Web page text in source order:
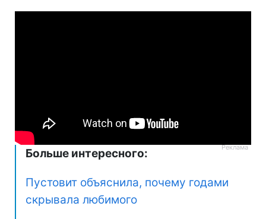
Больше интересного:
Пустовит объяснила, почему годами
скрывала любимого